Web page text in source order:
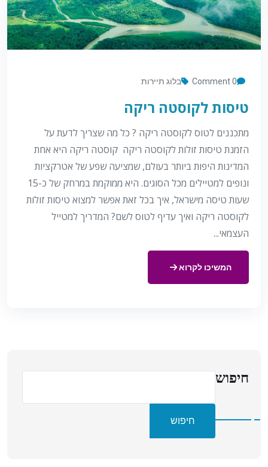
0 Comment בלוג תיירות
טיסות לקוסטה ריקה
מתכננים לטוס לקוסטה ריקה ? כל מה שצריך לדעת על
הזמנת טיסות זולות לקוסטה ריקה קוסטה ריקה היא אחת
המדינות היפות ביותר בעולם, שמציעה שפע של אטרקציות
ונופים למטיילים מכל הסוגים. היא ממוקמת במרחק של כ-15
שעות טיסה מישראל, איך בכל זאת אפשר למצוא טיסות זולות
לקוסטה ריקה ואיך עדיף לטוס לשם? המדריך למטייל
העצמאי...
המשיכו לקרוא
חיפוש
חיפוש